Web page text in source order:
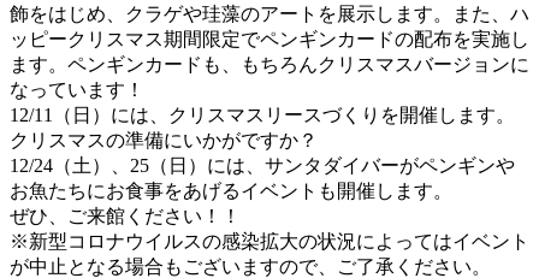
飾をはじめ、クラゲや珪藻のアートを展示します。また、ハ
ッピークリスマス期間限定でペンギンカードの配布を実施し
ます。ペンギンカードも、もちろんクリスマスバージョンに
なっています！
12/11（日）には、クリスマスリースづくりを開催します。
クリスマスの準備にいかがですか？
12/24（土）、25（日）には、サンタダイバーがペンギンや
お魚たちにお食事をあげるイベントも開催します。
ぜひ、ご来館ください！！
※新型コロナウイルスの感染拡大の状況によってはイベント
が中止となる場合もございますので、ご了承ください。